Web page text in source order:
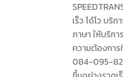
เร็ว ได้ไว บริ
ภาษา ให้บริก
ความต้องการ
084-095-